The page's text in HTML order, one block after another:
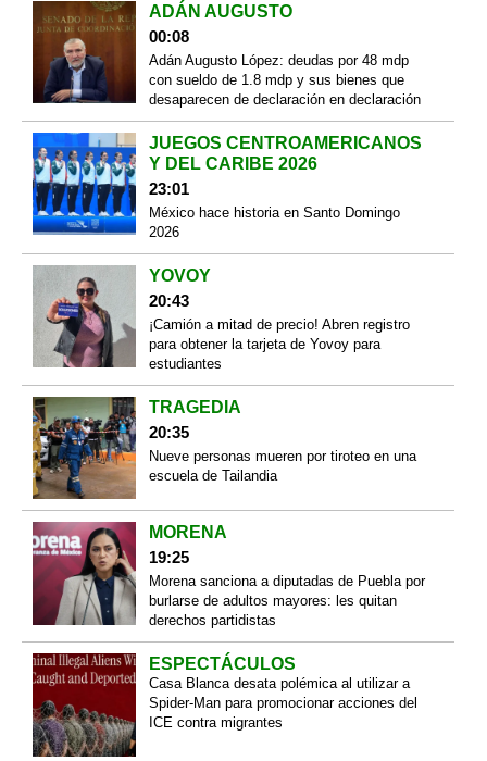
ADÁN AUGUSTO
00:08
Adán Augusto López: deudas por 48 mdp
con sueldo de 1.8 mdp y sus bienes que
desaparecen de declaración en declaración
JUEGOS CENTROAMERICANOS
Y DEL CARIBE 2026
23:01
México hace historia en Santo Domingo
2026
YOVOY
20:43
¡Camión a mitad de precio! Abren registro
para obtener la tarjeta de Yovoy para
estudiantes
TRAGEDIA
20:35
Nueve personas mueren por tiroteo en una
escuela de Tailandia
MORENA
19:25
Morena sanciona a diputadas de Puebla por
burlarse de adultos mayores: les quitan
derechos partidistas
ESPECTÁCULOS
Casa Blanca desata polémica al utilizar a
Spider-Man para promocionar acciones del
ICE contra migrantes